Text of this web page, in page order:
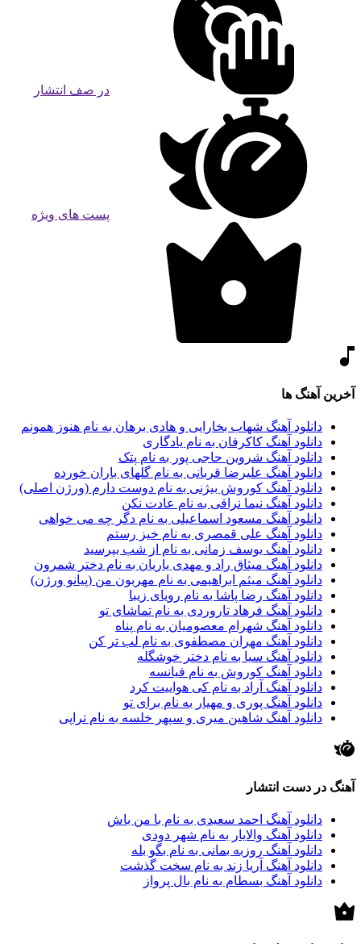
در صف انتشار
پست های ویژه
آخرین آهنگ ها
دانلود آهنگ شهاب بخارایی و هادی برهان به نام هنوز همونم
دانلود آهنگ کاکرفان به نام یادگاری
دانلود آهنگ شروین حاجی پور به نام پتک
دانلود آهنگ علیرضا قربانی به نام گلهای باران خورده
دانلود آهنگ کوروش بیژنی به نام دوست دارم (ورژن اصلی)
دانلود آهنگ نیما نراقی به نام عادت نکن
دانلود آهنگ مسعود اسماعیلی به نام دگر چه می خواهی
دانلود آهنگ علی قمصری به نام خیز رستم
دانلود آهنگ یوسف زمانی به نام از شب بپرسید
دانلود آهنگ میثاق راد و مهدی یاریان به نام دختر شمرون
دانلود آهنگ میثم ابراهیمی به نام مهربون من (پیانو ورژن)
دانلود آهنگ رضا پاشا به نام رویای زیبا
دانلود آهنگ فرهاد تاروردی به نام تماشای تو
دانلود آهنگ شهرام معصومیان به نام پناه
دانلود آهنگ مهران مصطفوی به نام لب تر کن
دانلود آهنگ سیا به نام دختر خوشگله
دانلود آهنگ کوروش به نام فیانسه
دانلود آهنگ آراد به نام کی هواییت کرد
دانلود آهنگ پوری و مهیار به نام برای تو
دانلود آهنگ شاهین میری و سپهر خلسه به نام تراپی
آهنگ در دست انتشار
دانلود آهنگ احمد سعیدی به نام با من باش
دانلود آهنگ والایار به نام شهر دودی
دانلود آهنگ روزبه بمانی به نام بگو بله
دانلود آهنگ آریا زند به نام سخت گذشت
دانلود آهنگ بسطام به نام بال پرواز